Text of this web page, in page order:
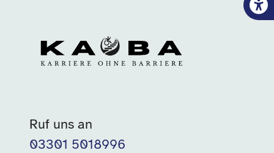
Ruf uns an
03301 5018996